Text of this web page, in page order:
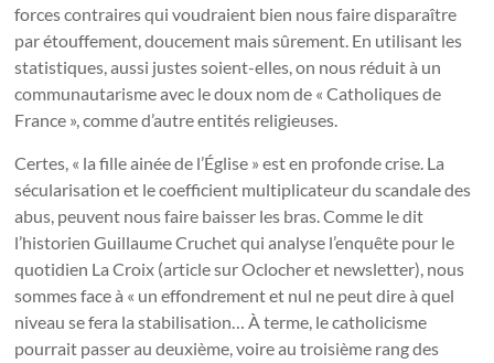
forces contraires qui voudraient bien nous faire disparaître
par étouffement, doucement mais sûrement. En utilisant les
statistiques, aussi justes soient-elles, on nous réduit à un
communautarisme avec le doux nom de « Catholiques de
France », comme d’autre entités religieuses.
Certes, « la fille ainée de l’Église » est en profonde crise. La
sécularisation et le coefficient multiplicateur du scandale des
abus, peuvent nous faire baisser les bras. Comme le dit
l’historien Guillaume Cruchet qui analyse l’enquête pour le
quotidien La Croix (article sur Oclocher et newsletter), nous
sommes face à « un effondrement et nul ne peut dire à quel
niveau se fera la stabilisation… À terme, le catholicisme
pourrait passer au deuxième, voire au troisième rang des